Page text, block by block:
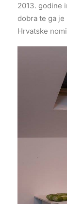
2013. godine
dobra te ga
Hrvatske